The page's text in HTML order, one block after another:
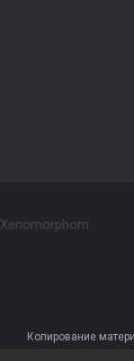
Xenomorphom
Копирование